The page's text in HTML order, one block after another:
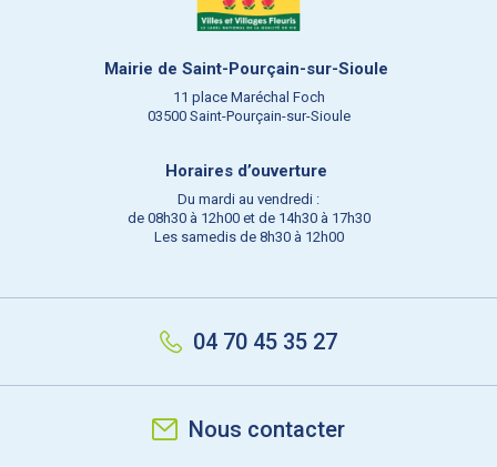
Mairie de Saint-Pourçain-sur-Sioule
11 place Maréchal Foch
03500 Saint-Pourçain-sur-Sioule
Horaires d’ouverture
Du mardi au vendredi :
de 08h30 à 12h00 et de 14h30 à 17h30
Les samedis de 8h30 à 12h00
04 70 45 35 27
Nous contacter